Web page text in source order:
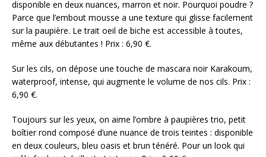
disponible en deux nuances, marron et noir. Pourquoi poudre ?
Parce que l’embout mousse a une texture qui glisse facilement
sur la paupière. Le trait oeil de biche est accessible à toutes,
même aux débutantes ! Prix : 6,90 €.
Sur les cils, on dépose une touche de mascara noir Karakoum,
waterproof, intense, qui augmente le volume de nos cils. Prix :
6,90 €.
Toujours sur les yeux, on aime l’ombre à paupières trio, petit
boîtier rond composé d’une nuance de trois teintes : disponible
en deux couleurs, bleu oasis et brun ténéré. Pour un look qui